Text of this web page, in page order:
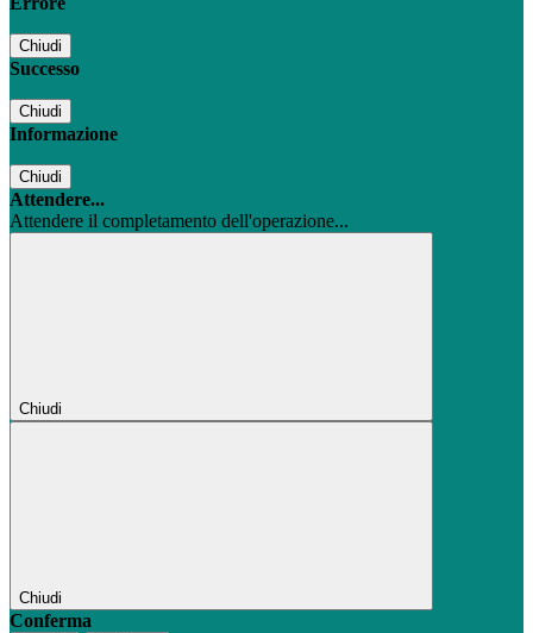
Chiudi
Successo
Chiudi
Informazione
Chiudi
Attendere...
Attendere il completamento dell'operazione...
Chiudi
Chiudi
Conferma